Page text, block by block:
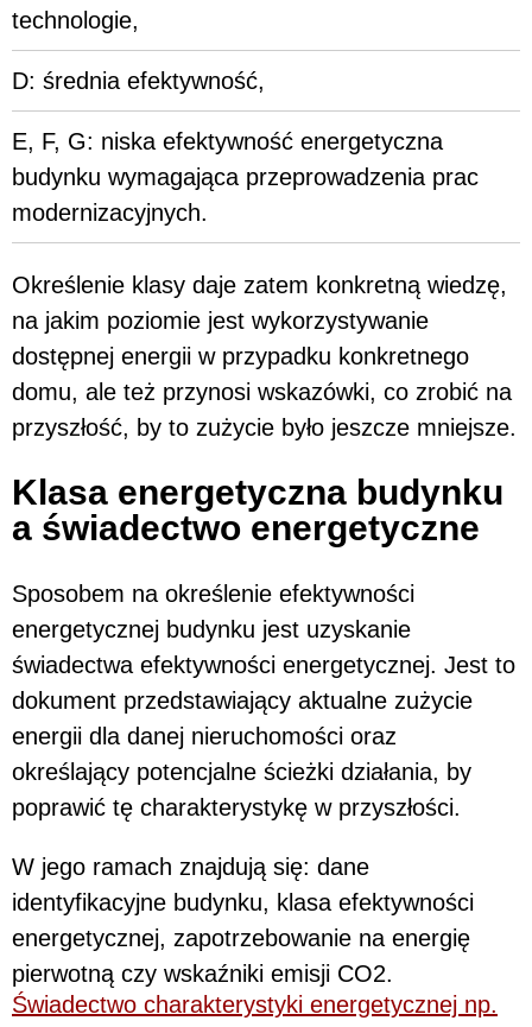
technologie,
D: średnia efektywność,
E, F, G: niska efektywność energetyczna
budynku wymagająca przeprowadzenia prac
modernizacyjnych.
Określenie klasy daje zatem konkretną wiedzę,
na jakim poziomie jest wykorzystywanie
dostępnej energii w przypadku konkretnego
domu, ale też przynosi wskazówki, co zrobić na
przyszłość, by to zużycie było jeszcze mniejsze.
Klasa energetyczna budynku
a świadectwo energetyczne
Sposobem na określenie efektywności
energetycznej budynku jest uzyskanie
świadectwa efektywności energetycznej. Jest to
dokument przedstawiający aktualne zużycie
energii dla danej nieruchomości oraz
określający potencjalne ścieżki działania, by
poprawić tę charakterystykę w przyszłości.
W jego ramach znajdują się: dane
identyfikacyjne budynku, klasa efektywności
energetycznej, zapotrzebowanie na energię
pierwotną czy wskaźniki emisji CO2.
Świadectwo charakterystyki energetycznej np.